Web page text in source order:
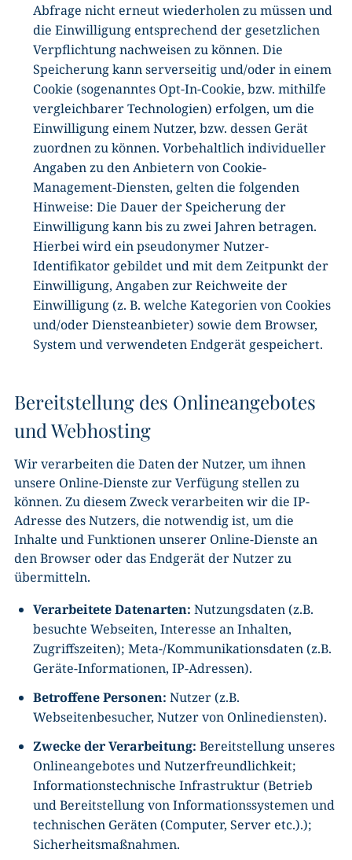
Abfrage nicht erneut wiederholen zu müssen und
die Einwilligung entsprechend der gesetzlichen
Verpflichtung nachweisen zu können. Die
Speicherung kann serverseitig und/oder in einem
Cookie (sogenanntes Opt-In-Cookie, bzw. mithilfe
vergleichbarer Technologien) erfolgen, um die
Einwilligung einem Nutzer, bzw. dessen Gerät
zuordnen zu können. Vorbehaltlich individueller
Angaben zu den Anbietern von Cookie-
Management-Diensten, gelten die folgenden
Hinweise: Die Dauer der Speicherung der
Einwilligung kann bis zu zwei Jahren betragen.
Hierbei wird ein pseudonymer Nutzer-
Identifikator gebildet und mit dem Zeitpunkt der
Einwilligung, Angaben zur Reichweite der
Einwilligung (z. B. welche Kategorien von Cookies
und/oder Diensteanbieter) sowie dem Browser,
System und verwendeten Endgerät gespeichert.
Bereitstellung des Onlineangebotes
und Webhosting
Wir verarbeiten die Daten der Nutzer, um ihnen
unsere Online-Dienste zur Verfügung stellen zu
können. Zu diesem Zweck verarbeiten wir die IP-
Adresse des Nutzers, die notwendig ist, um die
Inhalte und Funktionen unserer Online-Dienste an
den Browser oder das Endgerät der Nutzer zu
übermitteln.
Verarbeitete Datenarten: Nutzungsdaten (z.B.
besuchte Webseiten, Interesse an Inhalten,
Zugriffszeiten); Meta-/Kommunikationsdaten (z.B.
Geräte-Informationen, IP-Adressen).
Betroffene Personen: Nutzer (z.B.
Webseitenbesucher, Nutzer von Onlinediensten).
Zwecke der Verarbeitung: Bereitstellung unseres
Onlineangebotes und Nutzerfreundlichkeit;
Informationstechnische Infrastruktur (Betrieb
und Bereitstellung von Informationssystemen und
technischen Geräten (Computer, Server etc.).);
Sicherheitsmaßnahmen.